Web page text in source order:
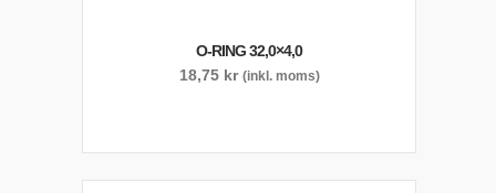
O-RING 32,0×4,0
18,75 kr (inkl. moms)